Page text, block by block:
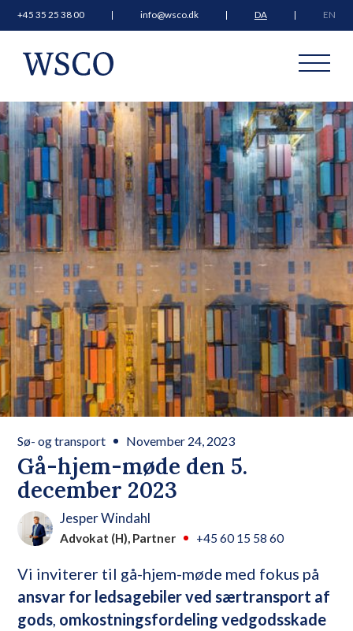
+45 35 25 38 00 info@wsco.dk DA EN
Gå-hjem-møde den 5.
december 2023
Sø- og transport November 24, 2023
Jesper Windahl
Advokat (H), Partner +45 60 15 58 60
Vi inviterer til gå-hjem-møde med fokus på
ansvar for ledsagebiler ved særtransport af
gods, omkostningsfordeling vedgodsskade